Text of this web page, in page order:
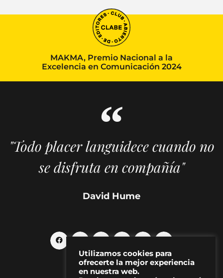
MAKMA, Premio Nacional a la
Excelencia en Comunicación 2024
"Todo placer languidece cuando no
se disfruta en compañía"
David Hume
Utilizamos cookies para
ofrecerte la mejor experiencia
en nuestra web.